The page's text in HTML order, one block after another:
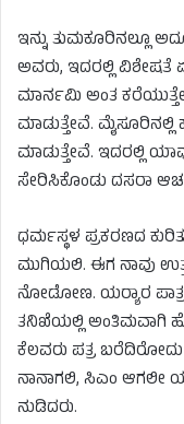
ಇನ್ನು ತುಮಕೂರಿನಲ್ಲೂ
ಅವರು, ಇದರಲ್ಲಿ ವಿಶೇಷತೆ
ಮಾರ್ನಮಿ ಅಂತ
ಮಾಡುತ್ತೇವೆ.
ಮಾಡುತ್ತೇವೆ. ಇದರಲ್ಲಿ
ಸೇರಿಸಿಕೊಂಡು ದಸರಾ
ಧರ್ಮಸ್ಥಳ ಪ್ರಕರಣದ
ಮುಗಿಯಲಿ. ಈಗ ನಾವು
ನೋಡೋಣ. ಯರ‍್ಯಾರ ಪಾತ್ರ
ತನಿಖೆಯಲ್ಲಿ ಅಂತಿಮವಾಗಿ
ಕೆಲವರು ಪತ್ರ
ನಾನಾಗಲಿ, ಸಿಎಂ ಆಗಲೀ
ನುಡಿದರು.